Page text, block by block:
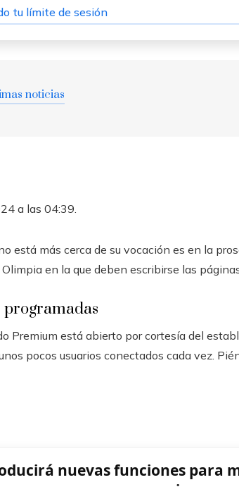
tu límite de sesión
noticias
a las 04:39.
está más cerca de su vocación es en la
en la que deben escribirse las
programadas
Premium está abierto por cortesía del
pocos usuarios conectados cada vez.
nuevas funciones para